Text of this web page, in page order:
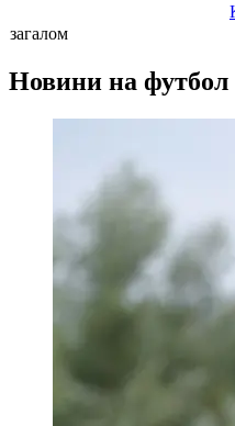
загалом
Новини на футбол